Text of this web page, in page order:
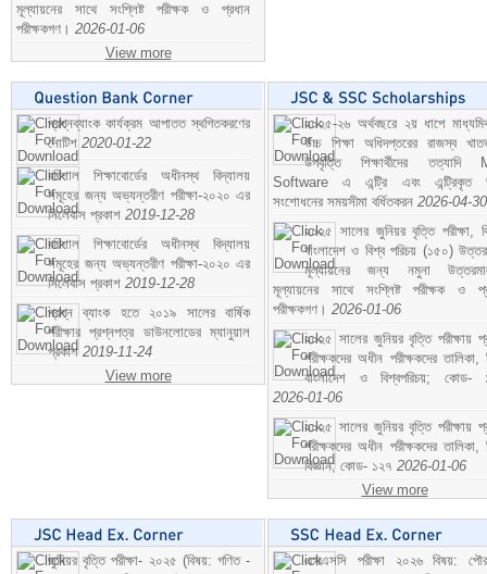
মূল্যায়নের সাথে সংশ্লিষ্ট পরীক্ষক ও প্রধান
পরীক্ষকগণ। 2026-01-06
View more
প্রশ্নব্যাংক কার্যক্রম আপাতত স্থগিতকরণের
নোটিশ 2020-01-22
বরিশাল শিক্ষাবোর্ডের অধীনস্থ বিদ্যালয়
সমূহের জন্য অভ্যন্তরীণ পরীক্ষা-২০২০ এর
সিলেবাস প্রকাশ 2019-12-28
বরিশাল শিক্ষাবোর্ডের অধীনস্থ বিদ্যালয়
সমূহের জন্য অভ্যন্তরীণ পরীক্ষা-২০২০ এর
সিলেবাস প্রকাশ 2019-12-28
প্রশ্ন ব্যাংক হতে ২০১৯ সালের বার্ষিক
পরীক্ষার প্রশ্নপত্র ডাউনলোডের ম্যানুয়াল
প্রকাশ 2019-11-24
View more
২০২৫-২৬ অর্থবছরে ২য় ধাপে
উচ্চ শিক্ষা অধিদপ্তরের রাজস্ব
উপবৃত্তি শিক্ষার্থীদের তত্যাদি
Software এ এন্ট্রি এবং এন্ট্রিকৃত
সংশোধনের সময়সীমা বর্ধিতকরন 2026-04-30
২০২৫ সালের জুনিয়র বৃত্তি পরীক্ষা,
বাংলাদেশ ও বিশ্ব পরিচয় (১৫০)
মূল্যায়নের জন্য নমুনা
মূল্যায়নের সাথে সংশ্লিষ্ট পরীক্ষক ও
পরীক্ষকগণ। 2026-01-06
২০২৫ সালের জুনিয়র বৃত্তি পরীক্ষায়
পরীক্ষকদের অধীন পরীক্ষকদের তালিকা,
বাংলাদেশ ও বিশ্বপরিচয়; কোড-
2026-01-06
২০২৫ সালের জুনিয়র বৃত্তি পরীক্ষায়
পরীক্ষকদের অধীন পরীক্ষকদের তালিকা,
বিজ্ঞান; কোড- ১২৭ 2026-01-06
View more
জুনিয়র বৃত্তি পরীক্ষা- ২০২৫ (বিষয়: গণিত -
এসএসসি পরীক্ষা ২০২৬ বিষয়: